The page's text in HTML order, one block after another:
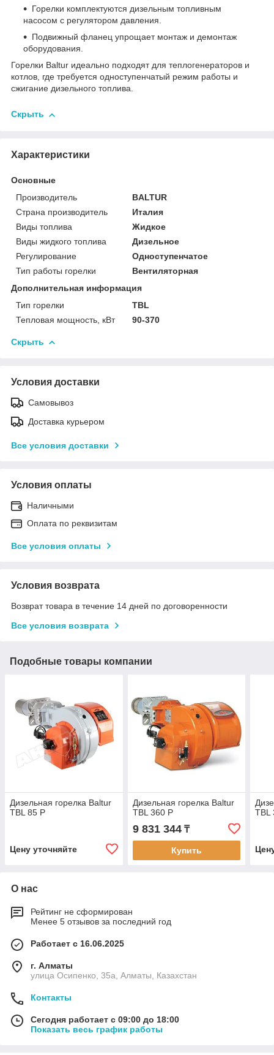
Горелки комплектуются дизельным топливным
насосом с регулятором давления.
Подвижный фланец упрощает монтаж и демонтаж
оборудования.
Горелки Baltur идеально подходят для теплогенераторов и
котлов, где требуется одноступенчатый режим работы и
сжигание дизельного топлива.
Скрыть
Характеристики
Основные
Производитель
BALTUR
Страна производитель
Италия
Виды топлива
Жидкое
Виды жидкого топлива
Дизельное
Регулирование
Одноступенчатое
Тип работы горелки
Вентиляторная
Дополнительная информация
Тип горелки
TBL
Тепловая мощность, кВт
90-370
Скрыть
Условия доставки
Самовывоз
Доставка курьером
Все условия доставки
Условия оплаты
Наличными
Оплата по реквизитам
Все условия оплаты
Условия возврата
Возврат товара в течение 14 дней по договоренности
Все условия возврата
Подобные товары компании
Дизельная горелка Baltur
TBL 85 P
Цену уточняйте
Дизельная горелка Baltur
TBL 360 P
9 831 344₸
Купить
TBL
О нас
Рейтинг не сформирован
Менее 5 отзывов за последний год
Работает с 16.06.2025
г. Алматы
улица Осипенко, 35а, Алматы, Казахстан
Контакты
Сегодня работает с 09:00 до 18:00
Показать весь график работы